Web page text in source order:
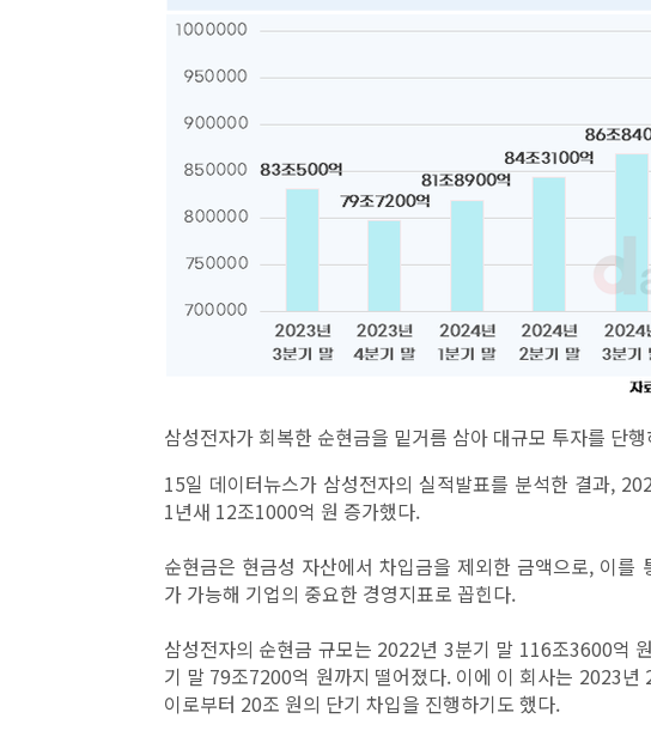
삼성전자가 회복한 순현금을 밑거름 삼아 대규모 투자를 단
15일 데이터뉴스가 삼성전자의 실적발표를 분석한 결과,
1년새 12조1000억 원 증가했다.
순현금은 현금성 자산에서 차입금을 제외한 금액으로, 이
가 가능해 기업의 중요한 경영지표로 꼽힌다.
삼성전자의 순현금 규모는 2022년 3분기 말 116조3600억
기 말 79조7200억 원까지 떨어졌다. 이에 이 회사는 2023년
이로부터 20조 원의 단기 차입을 진행하기도 했다.